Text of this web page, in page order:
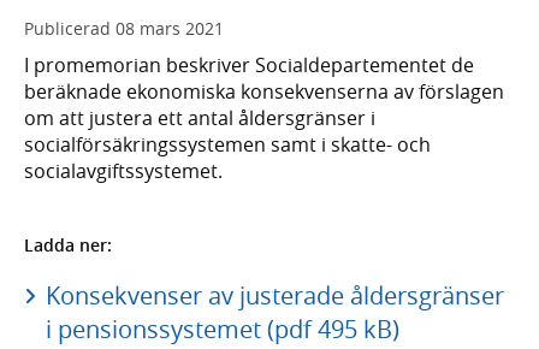
Publicerad 08 mars 2021
I promemorian beskriver Socialdepartementet de
beräknade ekonomiska konsekvenserna av förslagen
om att justera ett antal åldersgränser i
socialförsäkringssystemen samt i skatte- och
socialavgiftssystemet.
Ladda ner:
Konsekvenser av justerade åldersgränser
i pensionssystemet (pdf 495 kB)